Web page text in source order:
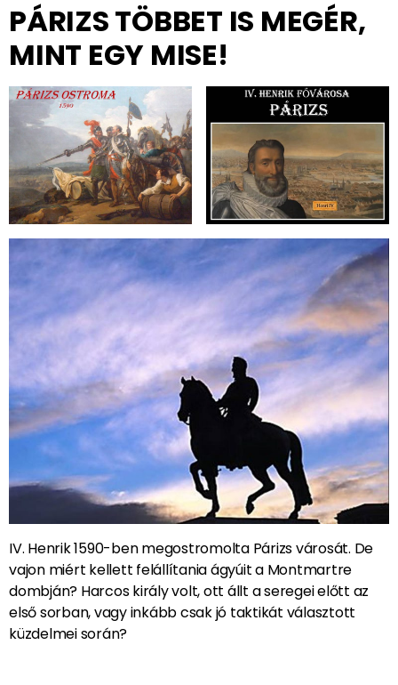
PÁRIZS TÖBBET IS MEGÉR,
MINT EGY MISE!
IV. Henrik 1590-ben megostromolta Párizs városát. De
vajon miért kellett felállítania ágyúit a Montmartre
dombján? Harcos király volt, ott állt a seregei előtt az
első sorban, vagy inkább csak jó taktikát választott
küzdelmei során?